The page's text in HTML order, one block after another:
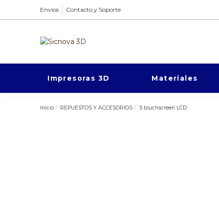
Envíos Contacto y Soporte
Impresoras 3D Materiales
Inicio REPUESTOS Y ACCESORIOS 5 touchscreen LCD